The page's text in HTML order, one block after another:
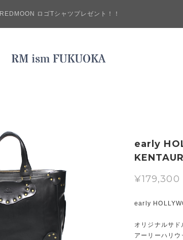
REDMOON ロゴTシャツプレゼント！！
early
¥179,300
early
オリジナルサド
アーリーハリ